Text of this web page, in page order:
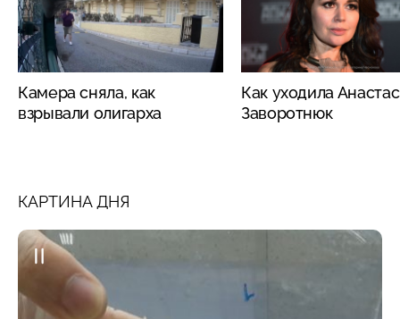
Камера сняла, как
взрывали олигарха
Как уходила
Заворотнюк
КАРТИНА ДНЯ